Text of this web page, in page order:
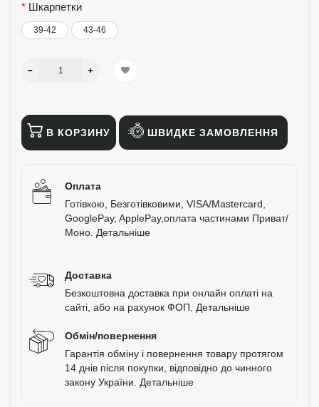
Шкарпетки
39-42 43-46
В КОРЗИНУ ШВИДКЕ ЗАМОВЛЕННЯ
Оплата
Готівкою, Безготівковими, VISA/Mastercard,
GooglePay, ApplePay,оплата частинами Приват/
Моно. Детальніше
Доставка
Безкоштовна доставка при онлайн оплаті на
сайті, або на рахунок ФОП. Детальніше
Обмін/повернення
Гарантія обміну і повернення товару протягом
14 днів після покупки, відповідно до чинного
закону України. Детальніше